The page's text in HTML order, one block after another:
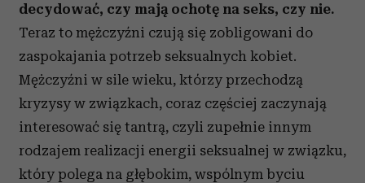
decydować, czy mają ochotę na seks, czy nie.
Teraz to mężczyźni czują się zobligowani do
zaspokajania potrzeb seksualnych kobiet.
Mężczyźni w sile wieku, którzy przechodzą
kryzysy w związkach, coraz częściej zaczynają
interesować się tantrą, czyli zupełnie innym
rodzajem realizacji energii seksualnej w związku,
który polega na głębokim, wspólnym byciu